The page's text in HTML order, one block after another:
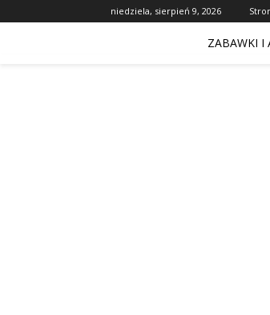
niedziela, sierpień 9, 2026
ZABAWKI I